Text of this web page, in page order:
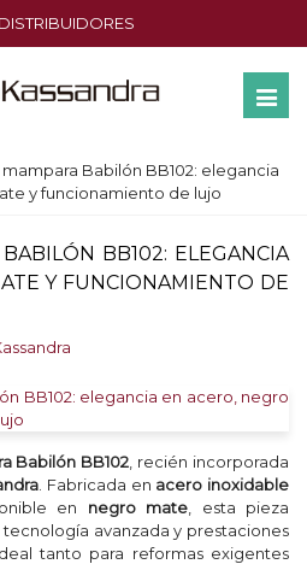
mampara Babilón BB102: elegancia
y funcionamiento de lujo
BB102: ELEGANCIA
Y FUNCIONAMIENTO DE
Babilón BB102 , recién incorporada
. Fabricada en acero inoxidable
en negro mate , esta pieza
avanzada y prestaciones
tanto para reformas exigentes